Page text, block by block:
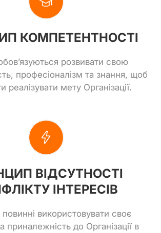
КОМПЕТЕНТНОСТІ
розвивати свою
професіоналізм та знання, щоб
реалізувати мету Організації.
ВІДСУТНОСТІ
ІНТЕРЕСІВ
використовувати своє
приналежність до Організації в